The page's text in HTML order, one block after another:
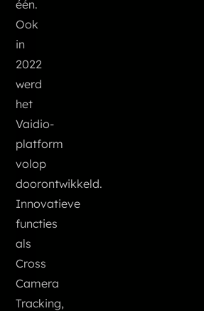
één.
Ook
in
2022
werd
het
Vaidio-
platform
volop
doorontwikkeld.
Innovatieve
functies
als
Cross
Camera
Tracking,